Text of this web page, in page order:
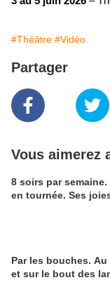
#Théâtre #Vidéo
Partager
Vous aimerez
8 soirs par semaine.
en tournée. Ses
Par les bouches.
et sur le bout des